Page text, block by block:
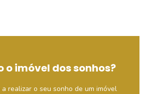
o imóvel dos sonhos?
realizar o seu sonho de um imóvel